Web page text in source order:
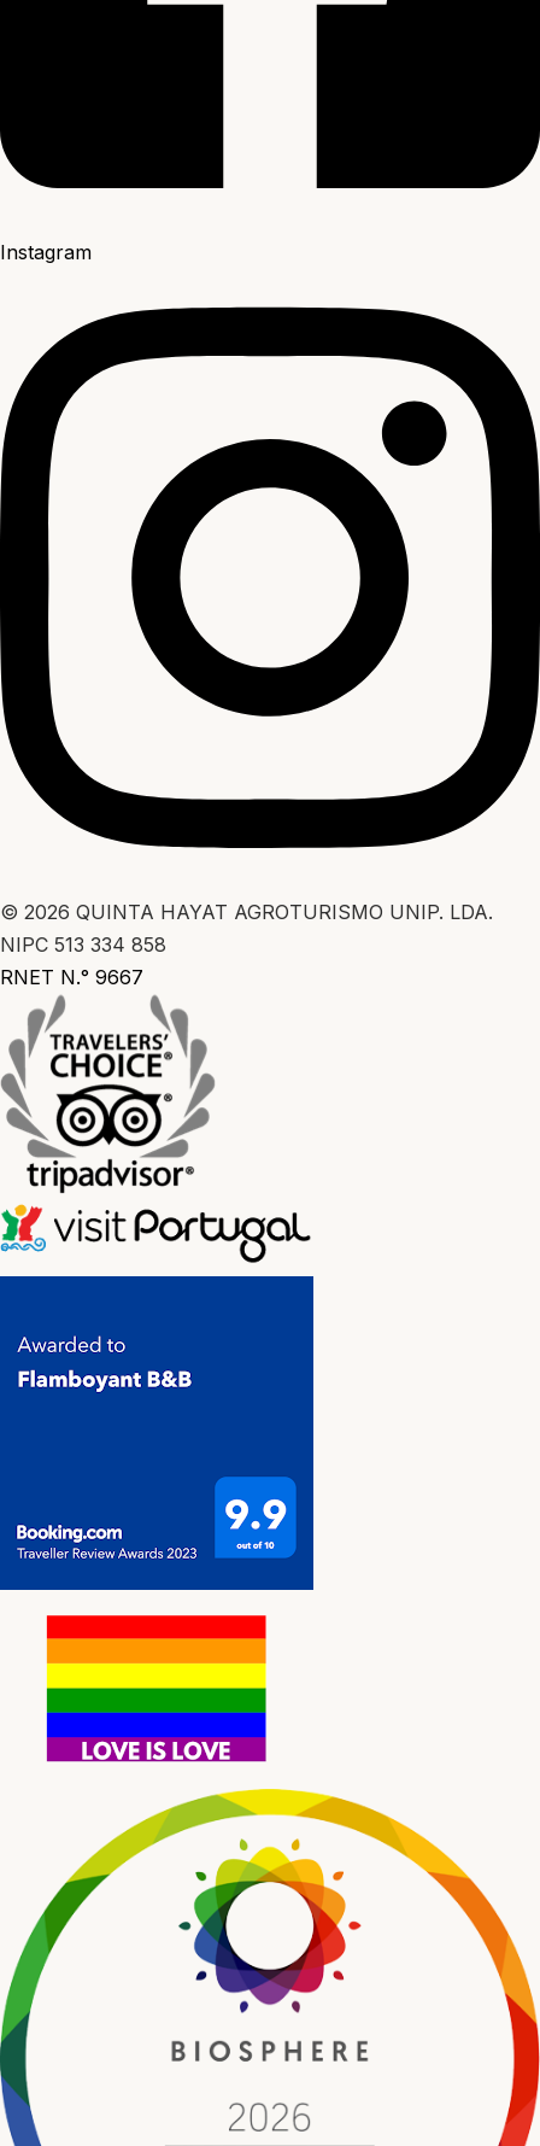
Instagram
© 2026 QUINTA HAYAT AGROTURISMO UNIP. LDA.
NIPC 513 334 858
RNET N.° 9667